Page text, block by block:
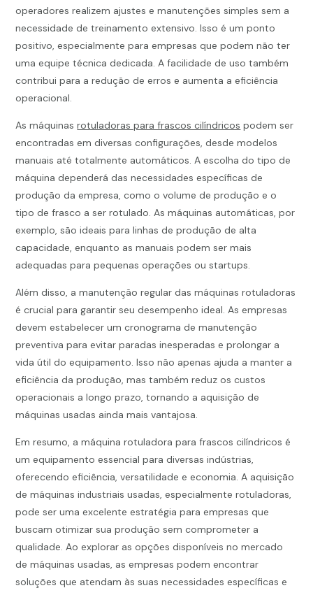
operadores realizem ajustes e manutenções simples sem a
necessidade de treinamento extensivo. Isso é um ponto
positivo, especialmente para empresas que podem não ter
uma equipe técnica dedicada. A facilidade de uso também
contribui para a redução de erros e aumenta a eficiência
operacional.
As máquinasrotuladoras para frascos cilíndricos podem ser
encontradas em diversas configurações, desde modelos
manuais até totalmente automáticos. A escolha do tipo de
máquina dependerá das necessidades específicas de
produção da empresa, como o volume de produção e o
tipo de frasco a ser rotulado. As máquinas automáticas, por
exemplo, são ideais para linhas de produção de alta
capacidade, enquanto as manuais podem ser mais
adequadas para pequenas operações ou startups.
Além disso, a manutenção regular das máquinas rotuladoras
é crucial para garantir seu desempenho ideal. As empresas
devem estabelecer um cronograma de manutenção
preventiva para evitar paradas inesperadas e prolongar a
vida útil do equipamento. Isso não apenas ajuda a manter a
eficiência da produção, mas também reduz os custos
operacionais a longo prazo, tornando a aquisição de
máquinas usadas ainda mais vantajosa.
Em resumo, a máquina rotuladora para frascos cilíndricos é
um equipamento essencial para diversas indústrias,
oferecendo eficiência, versatilidade e economia. A aquisição
de máquinas industriais usadas, especialmente rotuladoras,
pode ser uma excelente estratégia para empresas que
buscam otimizar sua produção sem comprometer a
qualidade. Ao explorar as opções disponíveis no mercado
de máquinas usadas, as empresas podem encontrar
soluções que atendam às suas necessidades específicas e